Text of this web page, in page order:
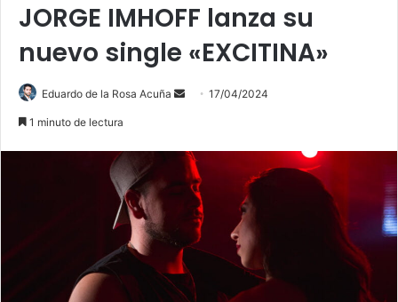
JORGE IMHOFF lanza su
nuevo single «EXCITINA»
Eduardo de la Rosa Acuña
Send17/04/2024
1 minuto de lectura